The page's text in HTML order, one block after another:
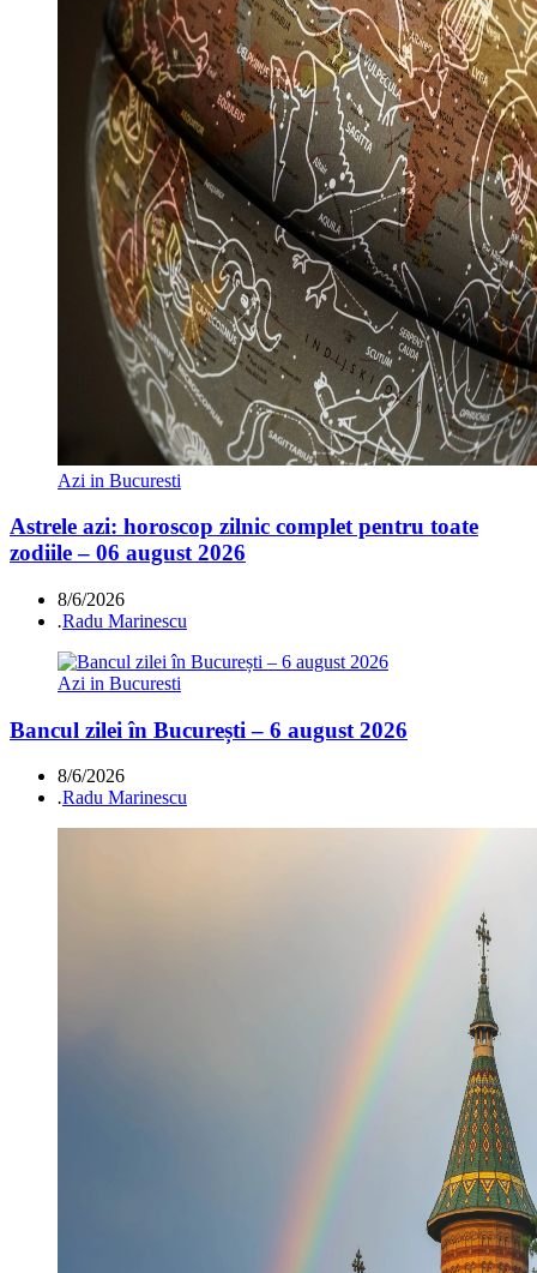
Azi in Bucuresti
Astrele azi: horoscop zilnic complet pentru toate
zodiile – 06 august 2026
8/6/2026
.Radu Marinescu
Azi in Bucuresti
Bancul zilei în București – 6 august 2026
8/6/2026
.Radu Marinescu